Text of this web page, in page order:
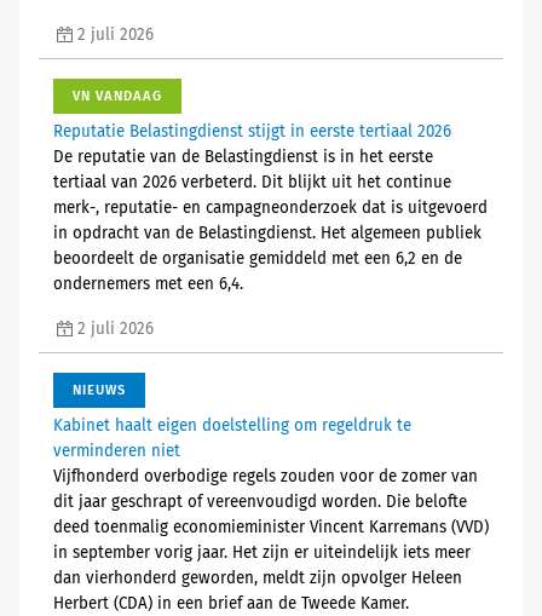
2 juli 2026
VN VANDAAG
Reputatie Belastingdienst stijgt in eerste tertiaal 2026
De reputatie van de Belastingdienst is in het eerste
tertiaal van 2026 verbeterd. Dit blijkt uit het continue
merk-, reputatie- en campagneonderzoek dat is uitgevoerd
in opdracht van de Belastingdienst. Het algemeen publiek
beoordeelt de organisatie gemiddeld met een 6,2 en de
ondernemers met een 6,4.
2 juli 2026
NIEUWS
Kabinet haalt eigen doelstelling om regeldruk te
verminderen niet
Vijfhonderd overbodige regels zouden voor de zomer van
dit jaar geschrapt of vereenvoudigd worden. Die belofte
deed toenmalig economieminister Vincent Karremans (VVD)
in september vorig jaar. Het zijn er uiteindelijk iets meer
dan vierhonderd geworden, meldt zijn opvolger Heleen
Herbert (CDA) in een brief aan de Tweede Kamer.